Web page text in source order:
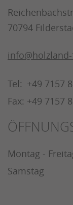
70794
Tel: +49 7157
Fax: +49 7157
Montag -
Samstag